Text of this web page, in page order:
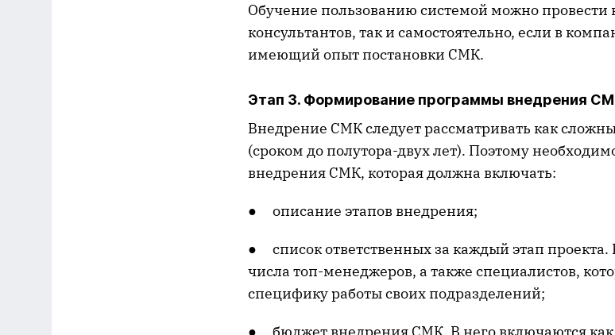
Обучение пользованию системой можно провести
консультантов, так и самостоятельно, если в
имеющий опыт постановки СМК.
Этап 3. Формирование программы внедрения
Внедрение СМК следует рассматривать как
(сроком до полутора-двух лет). Поэтому
внедрения СМК, которая должна включать:
● описание этапов внедрения;
● список ответственных за каждый этап
числа топ-менеджеров, а также специалистов,
специфику работы своих подразделений;